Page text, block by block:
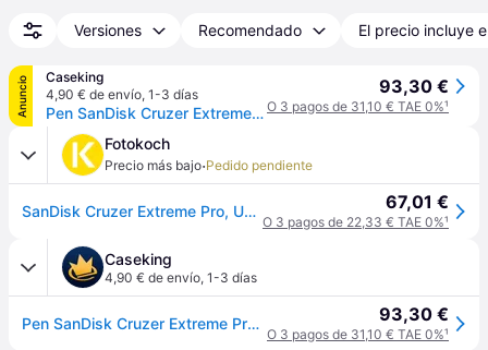
Versiones Recomendado El precio incluye
Anuncio
Caseking
4,90 € de envío, 1-3 días
Pen SanDisk Cruzer Extreme Pro 128GB USB3.2
93,30 €
O 3 pagos de 31,10 € TAE 0%¹
Fotokoch
Precio más bajo·Pedido pendiente
SanDisk Cruzer Extreme Pro, USB 3.1, 420 MB/s 128 GB 67,01 €
O 3 pagos de 22,33 € TAE 0%¹
Caseking
4,90 € de envío, 1-3 días
Pen SanDisk Cruzer Extreme Pro 128GB USB3.2 93,30 €
O 3 pagos de 31,10 € TAE 0%¹